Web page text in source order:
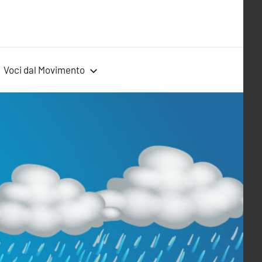
Voci dal Movimento